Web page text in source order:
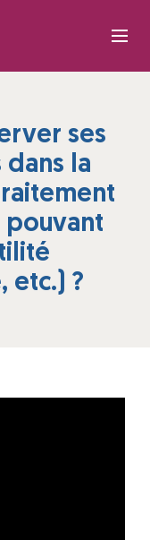
ses
la
pouvant
etc.) ?